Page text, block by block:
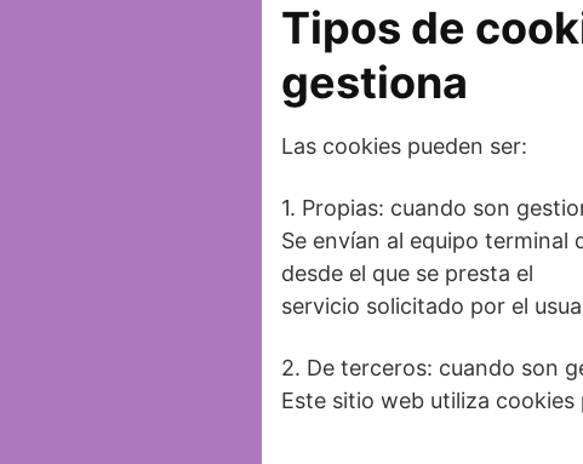
Tipos de
gestiona
Las cookies pueden ser:
1. Propias: cuando son
Se envían al equipo
desde el que se presta el
servicio solicitado por el
2. De terceros: cuando son
Este sitio web utiliza